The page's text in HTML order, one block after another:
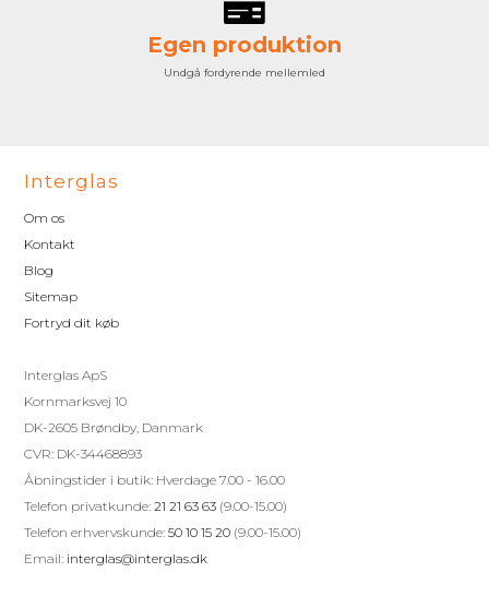
Egen produktion
Undgå fordyrende mellemled
Interglas
Om os
Kontakt
Blog
Sitemap
Fortryd dit køb
Interglas ApS
Kornmarksvej 10
DK-2605 Brøndby, Danmark
CVR: DK-34468893
Åbningstider i butik: Hverdage 7.00 - 16.00
Telefon privatkunde:21 21 63 63 (9.00-15.00)
Telefon erhvervskunde:50 10 15 20 (9.00-15.00)
Email: interglas@interglas.dk